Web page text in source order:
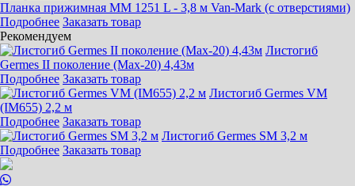
Планка прижимная MM 1251 L - 3,8 м Van-Mark (с отверстиями)
Подробнее Заказать товар
Рекомендуем
Листогиб
Germes II поколение (Max-20) 4,43м
Подробнее Заказать товар
Листогиб Germes VM
(IM655) 2,2 м
Подробнее Заказать товар
Листогиб Germes SM 3,2 м
Подробнее Заказать товар